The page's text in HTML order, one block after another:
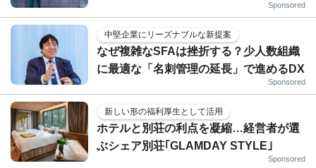
Sponsored
中堅企業にリーズナブルな新提案
なぜ複雑なSFAは挫折する？少人数組織
に最適な「名刺管理の延長」で進めるDX
Sponsored
新しい形の福利厚生として活用
ホテルと別荘の利点を凝縮…経営者が選
ぶシェア別荘｢GLAMDAY STYLE｣
Sponsored